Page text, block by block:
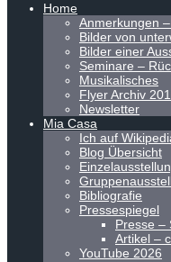
Home
Anmerkungen
Bilder von
Bilder einer
Seminare –
Musikalisches
Flyer Archiv
Newsletter
Mia Casa
Ich auf
Blog Übersicht
Bibliografie
Pressespiegel
Presse –
Artikel –
YouTube 2026